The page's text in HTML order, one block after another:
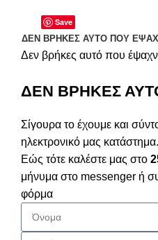
Save
ΔΕΝ ΒΡΉΚΕΣ ΑΥΤΌ ΠΟΥ
Δεν βρήκες αυτό που
ΔΕΝ ΒΡΗΚΕΣ
Σίγουρα το έχουμε και
ηλεκτρονικό μας κατάστημα.
Εώς τότε καλέστε μας στο
μήνυμα στο messenger ή
φόρμα